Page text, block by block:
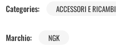
Categories:
ACCESSORI E RICAMBI
Marchio: NGK